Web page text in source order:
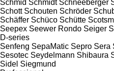
Schmid Schmidt Schneeberger
Schott Schouten Schröder
Schäffer Schüco Schütte
Seepex Seewer Rondo Seiger
D-series
Senfeng SepaMatic Sepro Sera
Sesotec Seydelmann Shibaura
Sidel Siegmund